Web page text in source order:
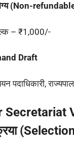
(Non-
– ₹1,000/-
Draft
पदाधिकारी,
Secretariat